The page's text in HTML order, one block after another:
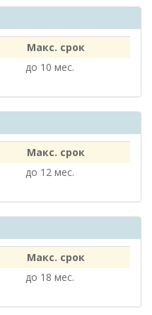
Макс. срок
до 10 мес.
Макс. срок
до 12 мес.
Макс. срок
до 18 мес.